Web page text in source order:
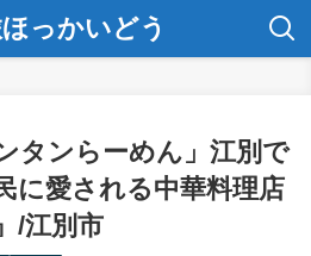
っかいどう
タンらーめん」江別で
に愛される中華料理店
/江別市